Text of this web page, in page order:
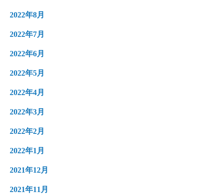
2022年8月
2022年7月
2022年6月
2022年5月
2022年4月
2022年3月
2022年2月
2022年1月
2021年12月
2021年11月